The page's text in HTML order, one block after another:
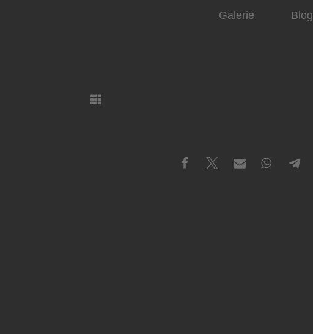
Galerie Blog